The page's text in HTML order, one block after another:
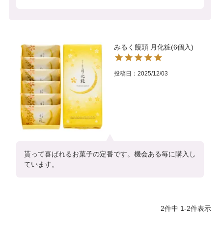
みるく饅頭 月化粧(6個入)
投稿日 2025/12/03
貰って喜ばれるお菓子の定番です。機会ある毎に購入し
ています。
2件中 1-2件表示